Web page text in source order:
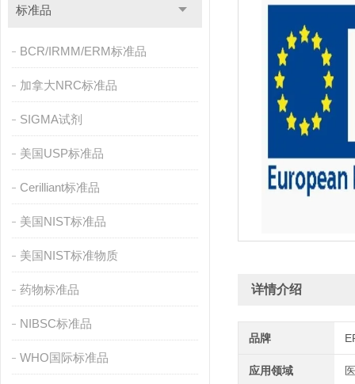
标准品
BCR/IRMM/ERM标准品
加拿大NRC标准品
SIGMA试剂
美国USP标准品
Cerilliant标准品
美国NIST标准品
美国NIST标准物质
药物标准品
NIBSC标准品
WHO国际标准品
详情介绍
品牌
应用领域